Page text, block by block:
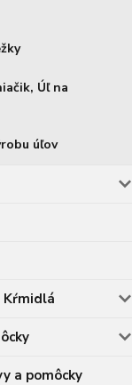
Úľ na
úľov
Kŕmidlá
a pomôcky